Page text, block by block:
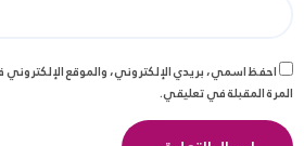
احفظ اسمي، بريدي الإلكتروني، والموقع
المرة المقبلة في تعليقي.